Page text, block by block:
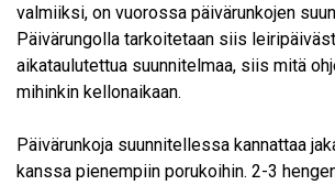
valmiiksi, on vuorossa päivärunkojen
Päivärungolla tarkoitetaan siis
aikataulutettua suunnitelmaa, siis mitä
mihinkin kellonaikaan.
Päivärunkoja suunnitellessa kannattaa
kanssa pienempiin porukoihin. 2-3